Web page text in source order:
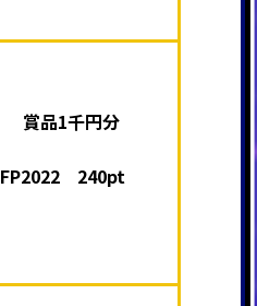
賞品1千円分
FP2022 240pt